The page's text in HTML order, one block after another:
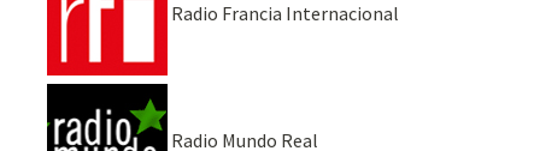
Radio Francia Internacional
Radio Mundo Real